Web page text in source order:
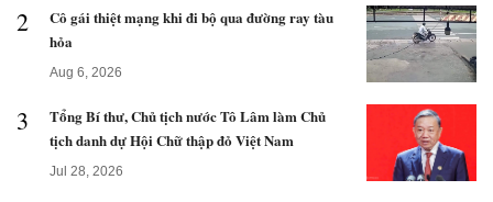
2
Cô gái thiệt mạng khi đi bộ qua đường ray tàu
hỏa
Aug 6, 2026
3
Tổng Bí thư, Chủ tịch nước Tô Lâm làm Chủ
tịch danh dự Hội Chữ thập đỏ Việt Nam
Jul 28, 2026